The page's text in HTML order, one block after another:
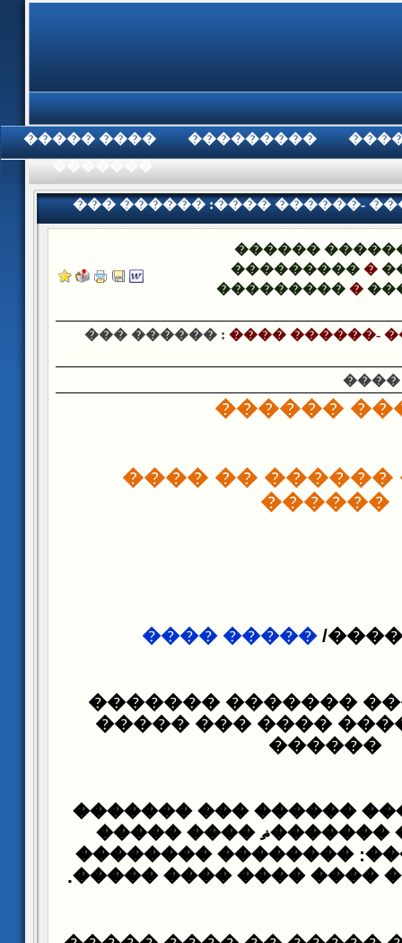
���� ����� ���������
��� ������ :���� ������-
���� ������
������
����������
����������
��� ������ : ���� ������-
����
����
������ ������
������
����� ����
����� ��� �������
��� ���� ���� ����
������
�� ��� �������
�������ޡ ���� �����
������� �����:
�� ������ ��� ����